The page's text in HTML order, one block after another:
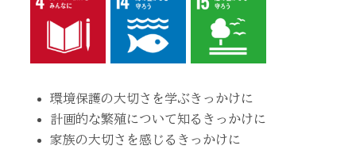
環境保護の大切さを学ぶきっかけに
計画的な繁殖について知るきっかけに
家族の大切さを感じるきっかけに